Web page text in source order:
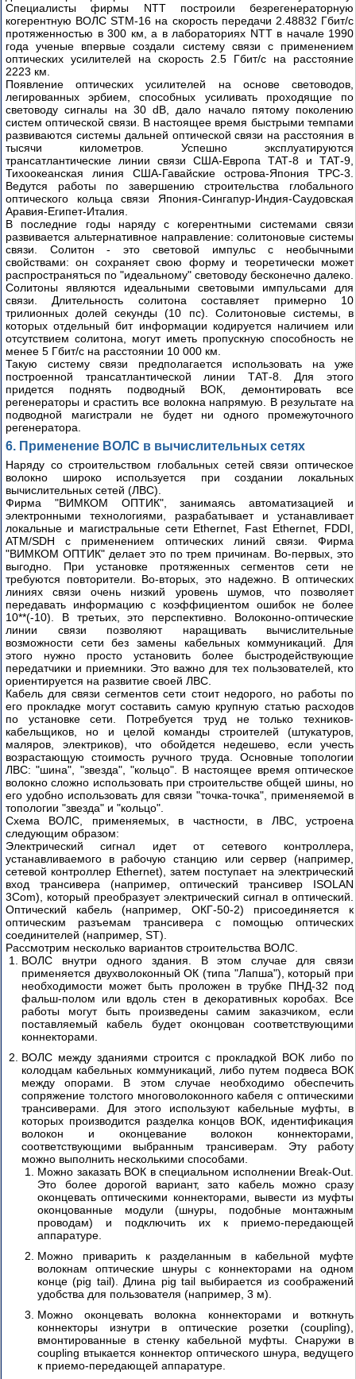
Специалисты фирмы NTT построили безрегенераторную
когерентную ВОЛС STM-16 на скорость передачи 2.48832 Гбит/с
протяженностью в 300 км, а в лабораториях NTT в начале 1990
года ученые впервые создали систему связи с применением
оптических усилителей на скорость 2.5 Гбит/с на расстояние
2223 км.
Появление оптических усилителей на основе световодов,
легированных эрбием, способных усиливать проходящие по
световоду сигналы на 30 dB, дало начало пятому поколению
систем оптической связи. В настоящее время быстрыми темпами
развиваются системы дальней оптической связи на расстояния в
тысячи километров. Успешно эксплуатируются
трансатлантические линии связи США-Европа ТАТ-8 и ТАТ-9,
Тихоокеанская линия США-Гавайские острова-Япония ТРС-3.
Ведутся работы по завершению строительства глобального
оптического кольца связи Япония-Сингапур-Индия-Саудовская
Аравия-Египет-Италия.
В последние годы наряду с когерентными системами связи
развивается альтернативное направление: солитоновые системы
связи. Солитон - это световой импульс с необычными
свойствами: он сохраняет свою форму и теоретически может
распространяться по "идеальному" световоду бесконечно далеко.
Солитоны являются идеальными световыми импульсами для
связи. Длительность солитона составляет примерно 10
трилионных долей секунды (10 пс). Солитоновые системы, в
которых отдельный бит информации кодируется наличием или
отсутствием солитона, могут иметь пропускную способность не
менее 5 Гбит/с на расстоянии 10 000 км.
Такую систему связи предполагается использовать на уже
построенной трансатлантической линии ТАТ-8. Для этого
придется поднять подводный ВОК, демонтировать все
регенераторы и срастить все волокна напрямую. В результате на
подводной магистрали не будет ни одного промежуточного
регенератора.
6. Применение ВОЛС в вычислительных сетях
Наряду со строительством глобальных сетей связи оптическое
волокно широко используется при создании локальных
вычислительных сетей (ЛВС).
Фирма "ВИМКОМ ОПТИК", занимаясь автоматизацией и
электронными технологиями, разрабатывает и устанавливает
локальные и магистральные сети Ethernet, Fast Ethernet, FDDI,
ATM/SDH с применением оптических линий связи. Фирма
"ВИМКОМ ОПТИК" делает это по трем причинам. Во-первых, это
выгодно. При установке протяженных сегментов сети не
требуются повторители. Во-вторых, это надежно. В оптических
линиях связи очень низкий уровень шумов, что позволяет
передавать информацию с коэффициентом ошибок не более
10**(-10). В третьих, это перспективно. Волоконно-оптические
линии связи позволяют наращивать вычислительные
возможности сети без замены кабельных коммуникаций. Для
этого нужно просто установить более быстродействующие
передатчики и приемники. Это важно для тех пользователей, кто
ориентируется на развитие своей ЛВС.
Кабель для связи сегментов сети стоит недорого, но работы по
его прокладке могут составить самую крупную статью расходов
по установке сети. Потребуется труд не только техников-
кабельщиков, но и целой команды строителей (штукатуров,
маляров, электриков), что обойдется недешево, если учесть
возрастающую стоимость ручного труда. Основные топологии
ЛВС: "шина", "звезда", "кольцо". В настоящее время оптическое
волокно сложно использовать при строительстве общей шины, но
его удобно использовать для связи "точка-точка", применяемой в
топологии "звезда" и "кольцо".
Схема ВОЛС, применяемых, в частности, в ЛВС, устроена
следующим образом:
Электрический сигнал идет от сетевого контроллера,
устанавливаемого в рабочую станцию или сервер (например,
сетевой контроллер Ethernet), затем поступает на электрический
вход трансивера (например, оптический трансивер ISOLAN
3Com), который преобразует электрический сигнал в оптический.
Оптический кабель (например, ОКГ-50-2) присоединяется к
оптическим разъемам трансивера с помощью оптических
соединителей (например, ST).
Рассмотрим несколько вариантов строительства ВОЛС.
ВОЛС внутри одного здания. В этом случае для связи
применяется двухволоконный ОК (типа "Лапша"), который при
необходимости может быть проложен в трубке ПНД-32 под
фальш-полом или вдоль стен в декоративных коробах. Все
работы могут быть произведены самим заказчиком, если
поставляемый кабель будет оконцован соответствующими
коннекторами.
ВОЛС между зданиями строится с прокладкой ВОК либо по
колодцам кабельных коммуникаций, либо путем подвеса ВОК
между опорами. В этом случае необходимо обеспечить
сопряжение толстого многоволоконного кабеля с оптическими
трансиверами. Для этого используют кабельные муфты, в
которых производится разделка концов ВОК, идентификация
волокон и оконцевание волокон коннекторами,
соответствующими выбранным трансиверам. Эту работу
можно выполнить несколькими способами.
Можно заказать ВОК в специальном исполнении Break-Out.
Это более дорогой вариант, зато кабель можно сразу
оконцевать оптическими коннекторами, вывести из муфты
оконцованные модули (шнуры, подобные монтажным
проводам) и подключить их к приемо-передающей
аппаратуре.
Можно приварить к разделанным в кабельной муфте
волокнам оптические шнуры с коннекторами на одном
конце (pig tail). Длина pig tail выбирается из соображений
удобства для пользователя (например, 3 м).
Можно оконцевать волокна коннекторами и воткнуть
коннекторы изнутри в оптические розетки (coupling),
вмонтированные в стенку кабельной муфты. Снаружи в
coupling втыкается коннектор оптического шнура, ведущего
к приемо-передающей аппаратуре.